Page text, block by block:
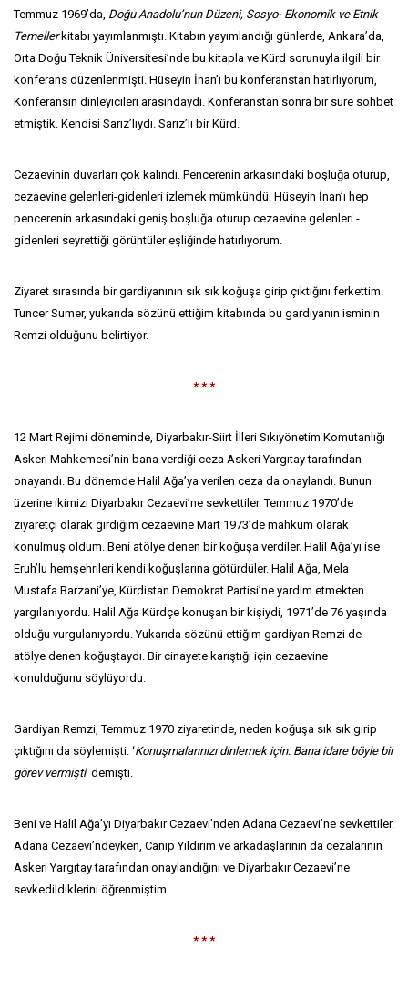
Temmuz 1969’da, Doğu Anadolu’nun Düzeni, Sosyo- Ekonomik ve Etnik
Temellerkitabı yayımlanmıştı. Kitabın yayımlandığı günlerde, Ankara’da,
Orta Doğu Teknik Üniversitesi’nde bu kitapla ve Kürd sorunuyla ilgili bir
konferans düzenlenmişti. Hüseyin İnan’ı bu konferanstan hatırlıyorum,
Konferansın dinleyicileri arasındaydı. Konferanstan sonra bir süre sohbet
etmiştik. Kendisi Sarız’lıydı. Sarız’lı bir Kürd.
Cezaevinin duvarları çok kalındı. Pencerenin arkasındaki boşluğa oturup,
cezaevine gelenleri-gidenleri izlemek mümkündü. Hüseyin İnan’ı hep
pencerenin arkasındaki geniş boşluğa oturup cezaevine gelenleri -
gidenleri seyrettiği görüntüler eşliğinde hatırlıyorum.
Ziyaret sırasında bir gardiyanının sık sık koğuşa girip çıktığını ferkettim.
Tuncer Sumer, yukarıda sözünü ettiğim kitabında bu gardiyanın isminin
Remzi olduğunu belirtiyor.
* * *
12 Mart Rejimi döneminde, Diyarbakır-Siirt İlleri Sıkıyönetim Komutanlığı
Askeri Mahkemesi’nin bana verdiği ceza Askeri Yargıtay tarafından
onayandı. Bu dönemde Halil Ağa’ya verilen ceza da onaylandı. Bunun
üzerine ikimizi Diyarbakır Cezaevi’ne sevkettiler. Temmuz 1970’de
ziyaretçi olarak girdiğim cezaevine Mart 1973’de mahkum olarak
konulmuş oldum. Beni atölye denen bir koğuşa verdiler. Halil Ağa’yı ise
Eruh’lu hemşehrileri kendi koğuşlarına götürdüler. Halil Ağa, Mela
Mustafa Barzani’ye, Kürdistan Demokrat Partisi’ne yardım etmekten
yargılanıyordu. Halil Ağa Kürdçe konuşan bir kişiydi, 1971’de 76 yaşında
olduğu vurgulanıyordu. Yukarıda sözünü ettiğim gardiyan Remzi de
atölye denen koğuştaydı. Bir cinayete karıştığı için cezaevine
konulduğunu söylüyordu.
Gardiyan Remzi, Temmuz 1970 ziyaretinde, neden koğuşa sık sık girip
çıktığını da söylemişti. ‘Konuşmalarınızı dinlemek için. Bana idare böyle bir
görev vermişti’ demişti.
Beni ve Halil Ağa’yı Diyarbakır Cezaevi’nden Adana Cezaevi’ne sevkettiler.
Adana Cezaevi’ndeyken, Canip Yıldırım ve arkadaşlarının da cezalarının
Askeri Yargıtay tarafından onaylandığını ve Diyarbakır Cezaevi’ne
sevkedildiklerini öğrenmiştim.
* * *